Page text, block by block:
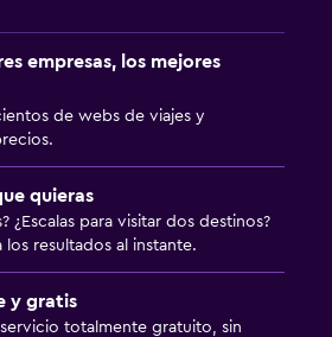
empresas, los mejores
de webs de viajes y
quieras
¿Escalas para visitar dos destinos?
los resultados al instante.
y gratis
totalmente gratuito, sin